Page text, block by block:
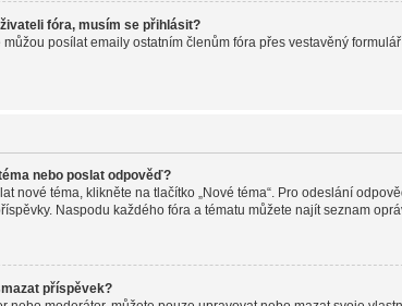
fóra, musím se přihlásit?
posílat emaily ostatním členům fóra přes vestavěný
nebo poslat odpověď?
nové téma, klikněte na tlačítko „Nové téma“. Pro odeslání
Naspodu každého fóra a tématu můžete najít seznam
příspěvek?